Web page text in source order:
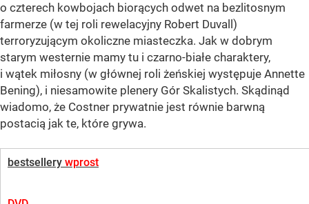
o czterech kowbojach biorących odwet na bezlitosnym
farmerze (w tej roli rewelacyjny Robert Duvall)
terroryzującym okoliczne miasteczka. Jak w dobrym
starym westernie mamy tu i czarno-białe charaktery,
i wątek miłosny (w głównej roli żeńskiej występuje Annette
Bening), i niesamowite plenery Gór Skalistych. Skądinąd
wiadomo, że Costner prywatnie jest równie barwną
postacią jak te, które grywa.
bestsellery wprost